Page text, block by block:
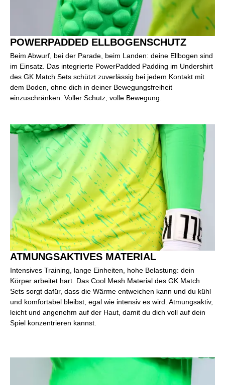
POWERPADDED ELLBOGENSCHUTZ
Beim Abwurf, bei der Parade, beim Landen: deine Ellbogen sind
im Einsatz. Das integrierte PowerPadded Padding im Undershirt
des GK Match Sets schützt zuverlässig bei jedem Kontakt mit
dem Boden, ohne dich in deiner Bewegungsfreiheit
einzuschränken. Voller Schutz, volle Bewegung.
ATMUNGSAKTIVES MATERIAL
Intensives Training, lange Einheiten, hohe Belastung: dein
Körper arbeitet hart. Das Cool Mesh Material des GK Match
Sets sorgt dafür, dass die Wärme entweichen kann und du kühl
und komfortabel bleibst, egal wie intensiv es wird. Atmungsaktiv,
leicht und angenehm auf der Haut, damit du dich voll auf dein
Spiel konzentrieren kannst.